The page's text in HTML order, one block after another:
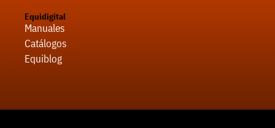
Equidigital
Manuales
Catálogos
Equiblog